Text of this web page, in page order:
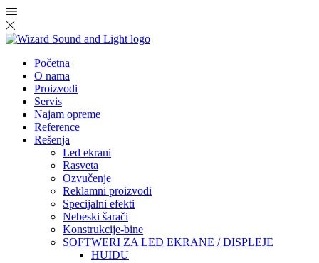
Početna
O nama
Proizvodi
Servis
Najam opreme
Reference
Rešenja
Led ekrani
Rasveta
Ozvučenje
Reklamni proizvodi
Specijalni efekti
Nebeski šarači
Konstrukcije-bine
SOFTWERI ZA LED EKRANE / DISPLEJE
HUIDU